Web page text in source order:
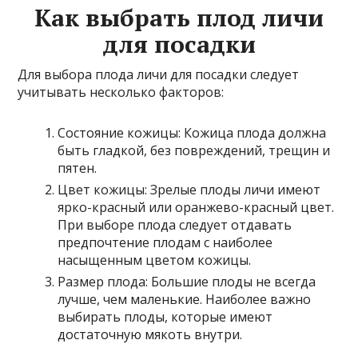
Как выбрать плод личи
для посадки
Для выбора плода личи для посадки следует
учитывать несколько факторов:
Состояние кожицы: Кожица плода должна
быть гладкой, без повреждений, трещин и
пятен.
Цвет кожицы: Зрелые плоды личи имеют
ярко-красный или оранжево-красный цвет.
При выборе плода следует отдавать
предпочтение плодам с наиболее
насыщенным цветом кожицы.
Размер плода: Большие плоды не всегда
лучше, чем маленькие. Наиболее важно
выбирать плоды, которые имеют
достаточную мякоть внутри.